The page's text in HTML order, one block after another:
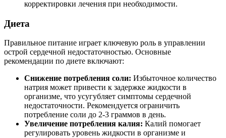
корректировки лечения при необходимости.
Диета
Правильное питание играет ключевую роль в управлении
острой сердечной недостаточностью. Основные
рекомендации по диете включают:
Снижение потребления соли: Избыточное количество
натрия может привести к задержке жидкости в
организме, что усугубляет симптомы сердечной
недостаточности. Рекомендуется ограничить
потребление соли до 2-3 граммов в день.
Увеличение потребления калия: Калий помогает
регулировать уровень жидкости в организме и